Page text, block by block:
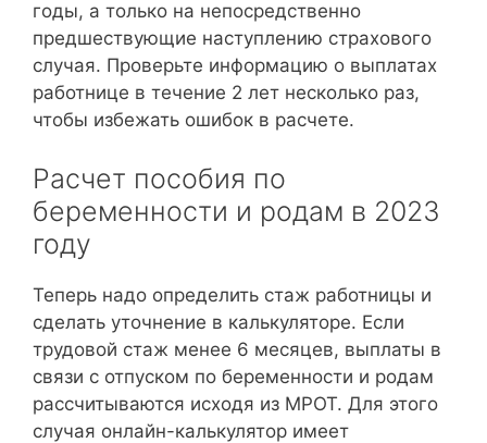
годы, а только на непосредственно
предшествующие наступлению страхового
случая. Проверьте информацию о выплатах
работнице в течение 2 лет несколько раз,
чтобы избежать ошибок в расчете.
Расчет пособия по
беременности и родам в 2023
году
Теперь надо определить стаж работницы и
сделать уточнение в калькуляторе. Если
трудовой стаж менее 6 месяцев, выплаты в
связи с отпуском по беременности и родам
рассчитываются исходя из МРОТ. Для этого
случая онлайн-калькулятор имеет